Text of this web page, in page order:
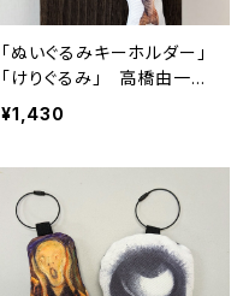
「ぬいぐるみキーホルダー」
「けりぐるみ」 高橋由一
鮭 猫 犬 おもちゃ
¥1,430